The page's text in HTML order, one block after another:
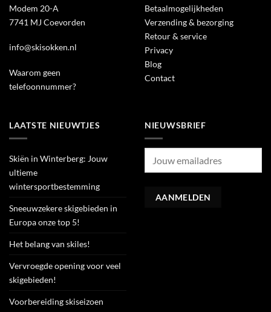
Modem 20-A
7741 MJ Coevorden
info@skisokken.nl
Waarom geen
telefoonnummer?
Betaalmogelijkheden
Verzending & bezorging
Retour & service
Privacy
Blog
Contact
LAATSTE NIEUWTJES
Skiën in Winterberg: Jouw
ultieme
wintersportbestemming
Sneeuwzekere skigebieden in
Europa onze top 5!
Het belang van skiles!
Vervroegde opening voor veel
skigebieden!
Voorbereiding skiseizoen
NIEUWSBRIEF